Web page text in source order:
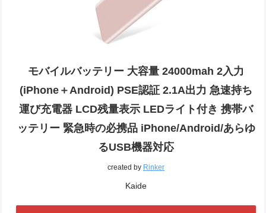
モバイルバッテリー 大容量 24000mah 2入力
(iPhone＋Android) PSE認証 2.1A出力 急速持ち
運び充電器 LCD残量表示 LEDライト付き 携帯バ
ッテリー 緊急時の必携品 iPhone/Android/あらゆ
るUSB機器対応
created by Rinker
Kaide